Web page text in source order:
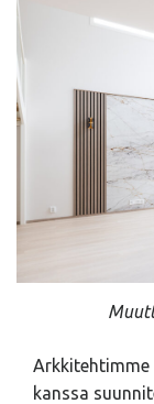
Arkkitehtimme
kanssa